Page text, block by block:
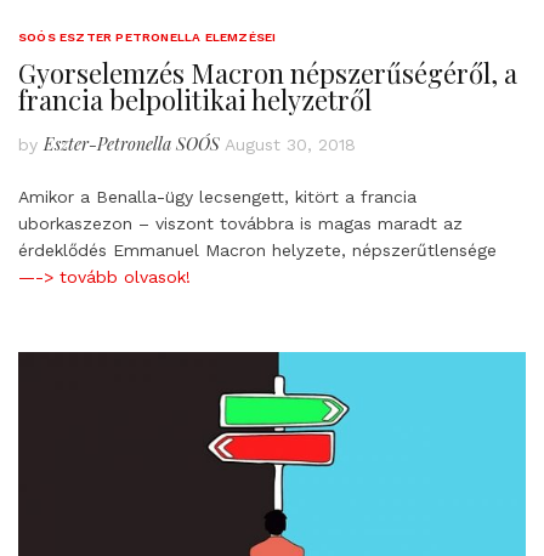
SOÓS ESZTER PETRONELLA ELEMZÉSEI
Gyorselemzés Macron népszerűségéről, a
francia belpolitikai helyzetről
by Eszter-Petronella SOÓS August 30, 2018
Amikor a Benalla-ügy lecsengett, kitört a francia
uborkaszezon – viszont továbbra is magas maradt az
érdeklődés Emmanuel Macron helyzete, népszerűtlensége
—-> tovább olvasok!